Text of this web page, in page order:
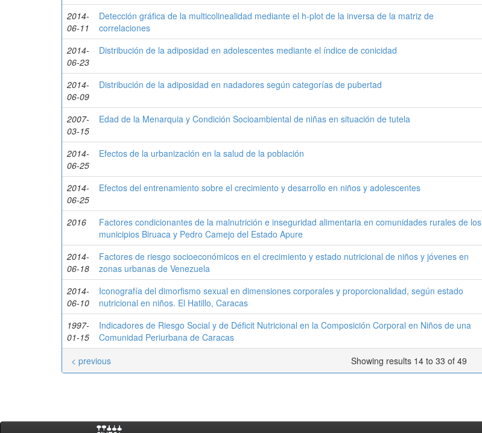
2014-
06-11
Detección gráﬁca de la multicolinealidad mediante el h-plot de la inversa de la matriz de
correlaciones
2014-
06-23
Distribución de la adiposidad en adolescentes mediante el índice de conicidad
2014-
06-09
Distribución de la adiposidad en nadadores según categorías de pubertad
2007-
03-15
Edad de la Menarquia y Condición Socioambiental de niñas en situación de tutela
2014-
06-25
Efectos de la urbanización en la salud de la población
2014-
06-25
Efectos del entrenamiento sobre el crecimiento y desarrollo en niños y adolescentes
2016
Factores condicionantes de la malnutrición e inseguridad alimentaria en comunidades rurales de los
municipios Biruaca y Pedro Camejo del Estado Apure
2014-
06-18
Factores de riesgo socioeconómicos en el crecimiento y estado nutricional de niños y jóvenes en
zonas urbanas de Venezuela
2014-
06-10
Iconografía del dimorfismo sexual en dimensiones corporales y proporcionalidad, según estado
nutricional en niños. El Hatillo, Caracas
1997-
01-15
Indicadores de Riesgo Social y de Déficit Nutricional en la Composición Corporal en Niños de una
Comunidad Periurbana de Caracas
Showing results 14 to 33 of 49
< previous